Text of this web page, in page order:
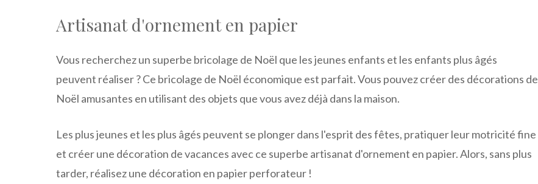
Artisanat d'ornement en papier
Vous recherchez un superbe bricolage de Noël que les jeunes enfants et les enfants plus âgés
peuvent réaliser ? Ce bricolage de Noël économique est parfait. Vous pouvez créer des décorations de
Noël amusantes en utilisant des objets que vous avez déjà dans la maison.
Les plus jeunes et les plus âgés peuvent se plonger dans l'esprit des fêtes, pratiquer leur motricité fine
et créer une décoration de vacances avec ce superbe artisanat d'ornement en papier. Alors, sans plus
tarder, réalisez une décoration en papier perforateur !